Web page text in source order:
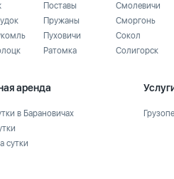
Поставы
Пружаны
Пуховичи
Ратомка
Смолевичи
Сморгонь
Сокол
Солигорск
аренда
в Барановичах
сутки